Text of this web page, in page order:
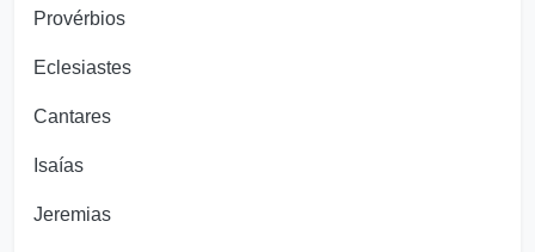
Provérbios
Eclesiastes
Cantares
Isaías
Jeremias